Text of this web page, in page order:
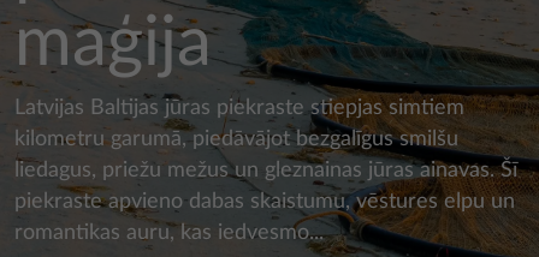
maģija
Latvijas Baltijas jūras piekraste stiepjas simtiem
kilometru garumā, piedāvājot bezgalīgus smilšu
liedagus, priežu mežus un gleznainas jūras ainavas. Šī
piekraste apvieno dabas skaistumu, vēstures elpu un
romantikas auru, kas iedvesmo...